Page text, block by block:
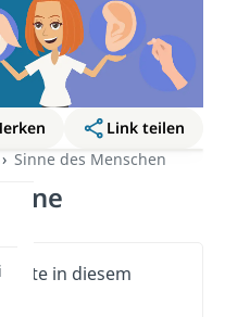
Link teilen
Sinne des Menschen
in diesem